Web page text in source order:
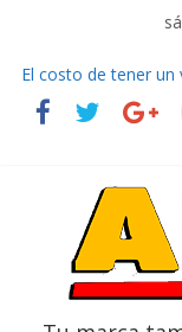
El costo de tener
decidir
Ultima película
La Vuelta al
La FEDAK recibe